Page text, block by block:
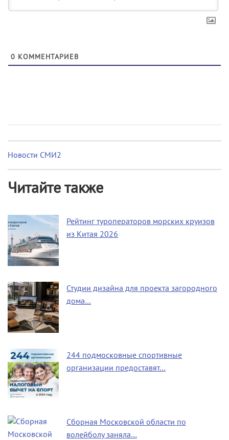
0 КОММЕНТАРИЕВ
Новости СМИ2
Читайте также
Рейтинг туроператоров морских круизов
из Китая 2026
Студии дизайна для проекта загородного
дома…
244 подмосковные спортивные
организации предоставят…
Сборная Московской области по
волейболу заняла…